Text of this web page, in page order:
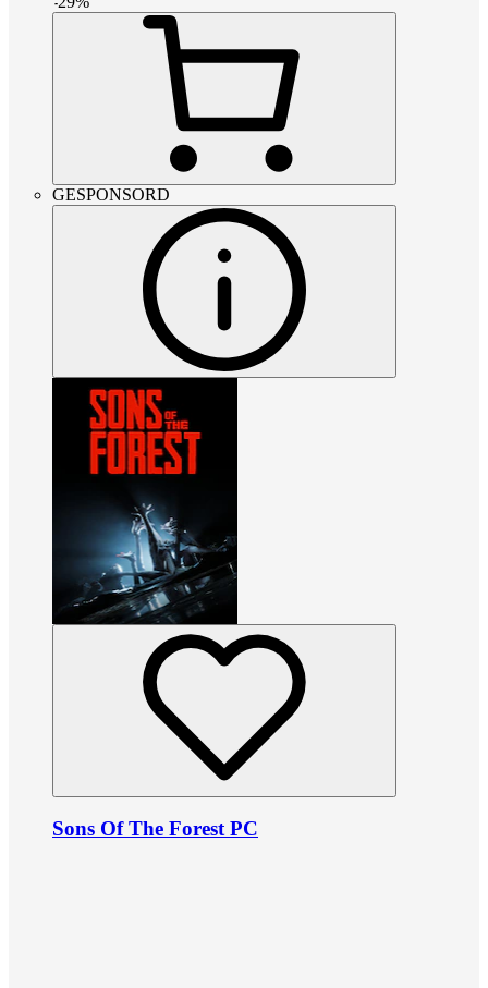
GESPONSORD
Sons Of The Forest PC